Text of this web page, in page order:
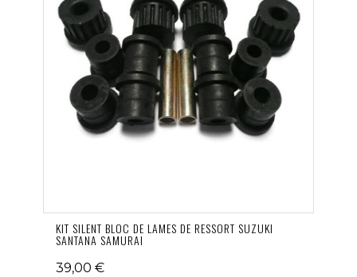
KIT SILENT BLOC DE LAMES DE RESSORT SUZUKI
SANTANA SAMURAI
39,00 €